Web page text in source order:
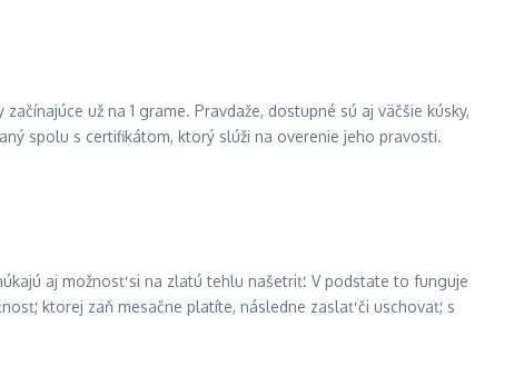
už na 1 grame. Pravdaže, dostupné sú aj väčšie kúsky,
spolu s certifikátom, ktorý slúži na overenie jeho pravosti.
aj možnosť si na zlatú tehlu našetriť. V podstate to funguje
ktorej zaň mesačne platíte, následne zaslať či uschovať, s